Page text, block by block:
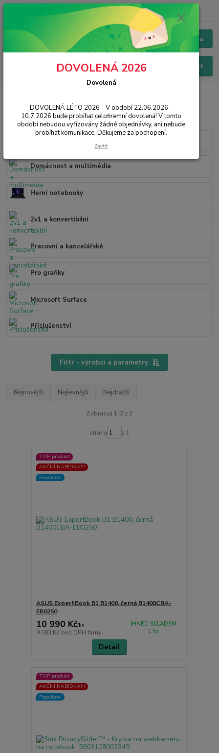
Menu
Hledat
Chat / Online podpora - 24/7
Notebooky
Domácnost a multimédia
Herní notebooky
2v1 a konvertibilní
Pracovní a kancelářské
Pro grafiky
Microsoft Surface
Příslušenství
Filtr - výrobci a parametry
Nejnovější Nejlevnější Nejdražší
Zobrazuji 1-2 z 2
strana z 1
TOP produkt
AKČNÍ NABÍDKA!!!
Populární
ASUS ExpertBook B1 B1400, černá B1400CBA-
EB0250
10 990 Kč/ks
9 083 Kč bez DPH firmy
IHNED SKLADEM
1 ks
Detail
TOP produkt
AKČNÍ NABÍDKA!!!
Populární
DOVOLENÁ 2026
Dovolená
DOVOLENÁ LÉTO 2026 - V období 22.06.2026 -
10.7.2026 bude probíhat celofiremní dovolená! V tomto
období nebudou vyřizovány žádné objednávky, ani nebude
probíhat komunikace. Děkujeme za pochopení.
Zavřít